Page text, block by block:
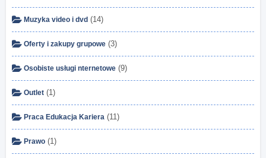
Muzyka video i dvd (14)
Oferty i zakupy grupowe (3)
Osobiste usługi nternetowe (9)
Outlet (1)
Praca Edukacja Kariera (11)
Prawo (1)